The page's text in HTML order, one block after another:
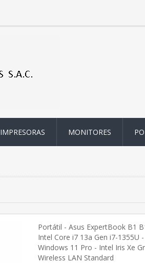
IMPRESORAS MONITORES
Portátil - Asus ExpertBook B1
Intel Core i7 13a Gen i7-1355U
Windows 11 Pro - Intel Iris Xe
Wireless LAN Standard